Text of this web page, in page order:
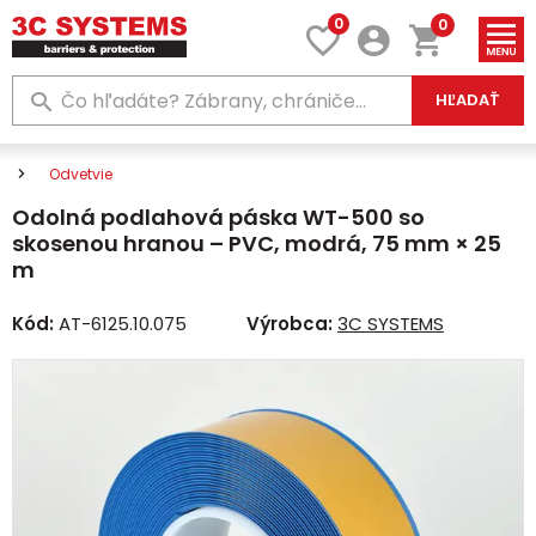
0
HĽADAŤ
0
Odvetvie
Odolná podlahová páska WT-500 so
skosenou hranou – PVC, modrá, 75 mm × 25
m
Kód:AT-6125.10.075 Výrobca:3C SYSTEMS